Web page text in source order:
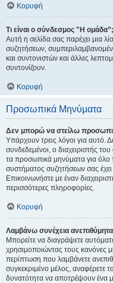
Κορυφή
Τι είναι ο σύνδεσμος "Η ομάδα”;
Αυτή η σελίδα σας παρέχει μια
συζητήσεων,
και συντονιστών και άλλες
συντονίζουν.
Κορυφή
Προσωπικά Μηνύματα
Δεν μπορώ να στείλω
Υπάρχουν τρεις λόγοι για αυτό.
συνδεδεμένοι, ο διαχειριστής
τα προσωπικά μηνύματα για όλο
συστήματος συζητήσεων σας
Επικοινωνήστε με έναν
περισσότερες πληροφορίες.
Κορυφή
Λαμβάνω συνέχεια
Μπορείτε να διαγράψετε
χρησιμοποιώντας τους κανόνες
περίπτωση που λαμβάνετε
συγκεκριμένο μέλος, αναφέρετε
δυνατότητα να αποτρέψουν